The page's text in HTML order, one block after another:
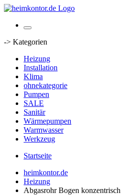
-> Kategorien
Heizung
Installation
Klima
ohnekategorie
Pumpen
SALE
Sanitär
Wärmepumpen
Warmwasser
Werkzeug
Startseite
heimkontor.de
Heizung
Abgasrohr Bogen